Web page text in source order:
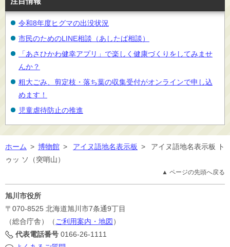
令和8年度ヒグマの出没状況
市民のためのLINE相談（あしたば相談）
「あさひかわ健幸アプリ」で楽しく健康づくりをしてみませ
んか？
粗大ごみ、剪定枝・落ち葉の収集受付がオンラインで申し込
めます！
児童虐待防止の推進
ホーム > 博物館 > アイヌ語地名表示板 >
アイヌ語地名表示板 ト
ゥッ ソ（突哨山）
▲ ページの先頭へ戻る
旭川市役所
〒070-8525 北海道旭川市7条通9丁目
（総合庁舎）（ ご利用案内・地図 ）
代表電話番号 0166-26-1111